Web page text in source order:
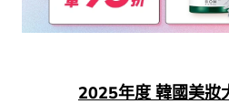
2025年度 韓國美妝